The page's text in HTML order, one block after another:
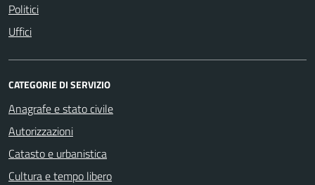
Politici
Uffici
CATEGORIE DI SERVIZIO
Anagrafe e stato civile
Autorizzazioni
Catasto e urbanistica
Cultura e tempo libero